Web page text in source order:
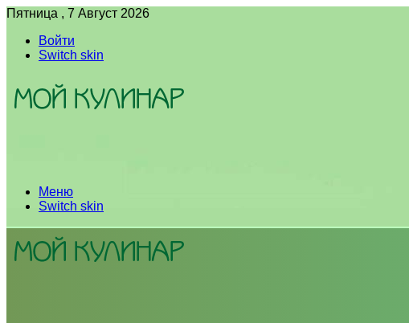
Пятница , 7 Август 2026
Войти
Switch skin
Меню
Switch skin